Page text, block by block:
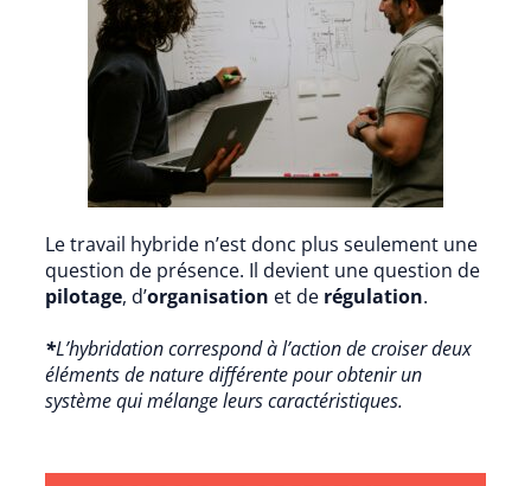
Le travail hybride n’est donc plus seulement une
question de présence. Il devient une question de
pilotage, d’organisation et de régulation.
*L’hybridation correspond à l’action de croiser deux
éléments de nature différente pour obtenir un
système qui mélange leurs caractéristiques.